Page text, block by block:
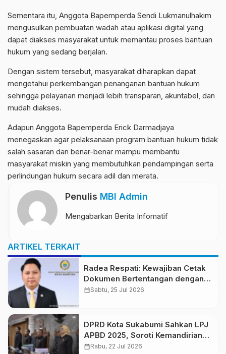
Sementara itu, Anggota Bapemperda Sendi Lukmanulhakim
mengusulkan pembuatan wadah atau aplikasi digital yang
dapat diakses masyarakat untuk memantau proses bantuan
hukum yang sedang berjalan.
Dengan sistem tersebut, masyarakat diharapkan dapat
mengetahui perkembangan penanganan bantuan hukum
sehingga pelayanan menjadi lebih transparan, akuntabel, dan
mudah diakses.
Adapun Anggota Bapemperda Erick Darmadjaya
menegaskan agar pelaksanaan program bantuan hukum tidak
salah sasaran dan benar-benar mampu membantu
masyarakat miskin yang membutuhkan pendampingan serta
perlindungan hukum secara adil dan merata.
Penulis MBI Admin
Mengabarkan Berita Infomatif
ARTIKEL TERKAIT
Radea Respati: Kewajiban Cetak
Dokumen Bertentangan dengan
Semangat Smart City
calendar_monthSabtu, 25 Jul 2026
DPRD Kota Sukabumi Sahkan LPJ
APBD 2025, Soroti Kemandirian
Keuangan dan Optimalisasi
calendar_monthRabu, 22 Jul 2026